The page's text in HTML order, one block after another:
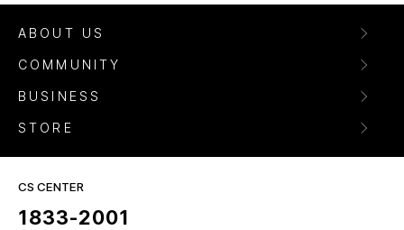
ABOUT US
COMMUNITY
BUSINESS
STORE
CS CENTER
1833-2001